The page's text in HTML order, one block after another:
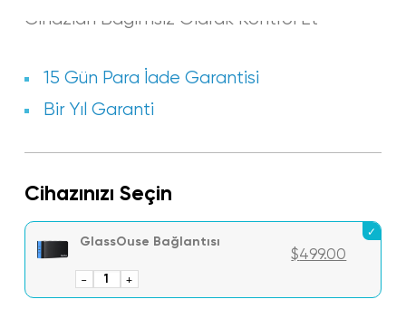
Cihazları Bağımsız Olarak Kontrol Et
15 Gün Para İade Garantisi
Bir Yıl Garanti
Cihazınızı Seçin
GlassOuse Bağlantısı
$499.00
-
GlassOuse
+